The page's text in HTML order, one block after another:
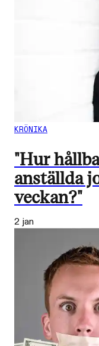
KRÖNIKA
"Hur
anställda
veckan?"
2 jan